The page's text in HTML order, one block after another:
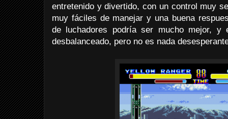
entretenido y divertido, con un control muy
muy fáciles de manejar y una buena
de luchadores podría ser mucho mejor,
desbalanceado, pero no es nada